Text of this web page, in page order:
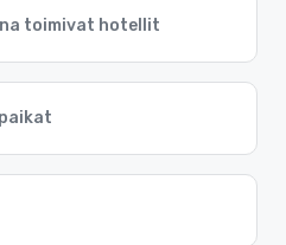
toimivat hotellit